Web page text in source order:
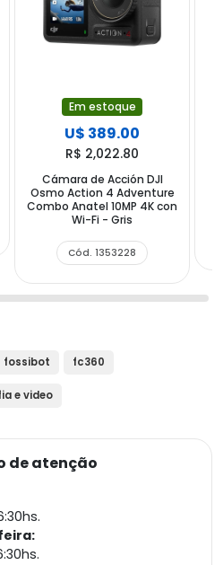
Em estoque
U$ 389.00
R$ 2,022.80
Cámara de Acción DJI
Osmo Action 4 Adventure
Combo Anatel 10MP 4K con
Wi-Fi - Gris
Cód. 1353228
fossibot fc360
e video
de atenção